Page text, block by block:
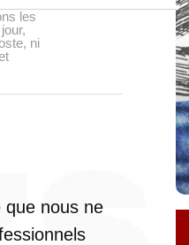
les
ni
que nous ne